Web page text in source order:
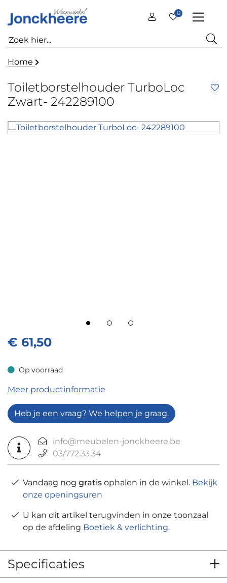
0
Home
Toiletborstelhouder TurboLoc
Zwart- 242289100
€ 61,50
Op voorraad
Op voorraad
Meer productinformatie
Heb je een vraag? We helpen je graag.
info@meubelen-jonckheere.be
03/772.33.34
Vandaag nog gratis ophalen in de winkel. Bekijk
onze openingsuren
U kan dit artikel terugvinden in onze toonzaal
op de afdeling Boetiek & verlichting.
Specificaties